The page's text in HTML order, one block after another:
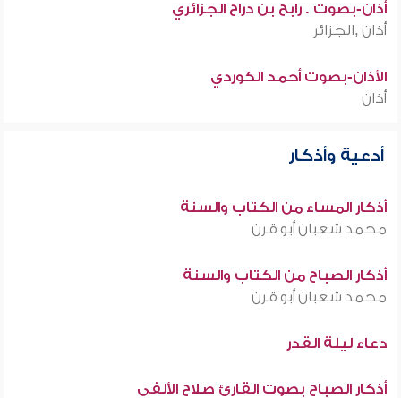
أذان-بصوت . رابح بن دراح الجزائري
أذان ,الجزائر
الأذان-بصوت أحمد الكوردي
أذان
أدعية وأذكار
أذكار المساء من الكتاب والسنة
محمد شعبان أبو قرن
أذكار الصباح من الكتاب والسنة
محمد شعبان أبو قرن
دعاء ليلة القدر
أذكار الصباح بصوت القارئ صلاح الألفي